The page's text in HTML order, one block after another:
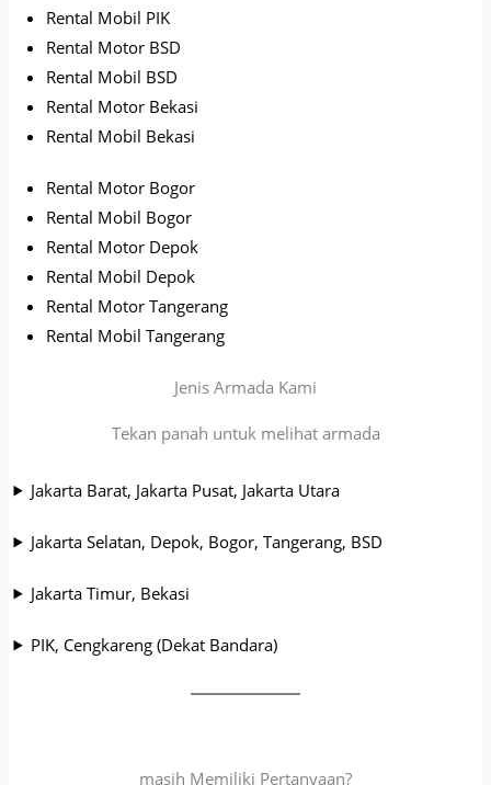
Rental Mobil PIK
Rental Motor BSD
Rental Mobil BSD
Rental Motor Bekasi
Rental Mobil Bekasi
Rental Motor Bogor
Rental Mobil Bogor
Rental Motor Depok
Rental Mobil Depok
Rental Motor Tangerang
Rental Mobil Tangerang
Jenis Armada Kami
Tekan panah untuk melihat armada
Jakarta Barat, Jakarta Pusat, Jakarta Utara
Jakarta Selatan, Depok, Bogor, Tangerang, BSD
Jakarta Timur, Bekasi
PIK, Cengkareng (Dekat Bandara)
masih Memiliki Pertanyaan?